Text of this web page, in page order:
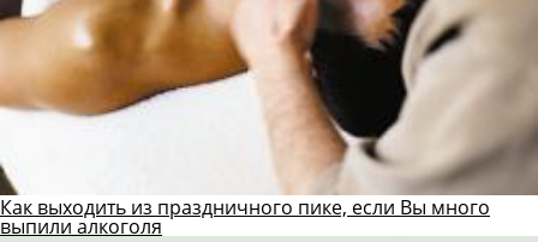
Как выходить из праздничного пике, если Вы много
выпили алкоголя